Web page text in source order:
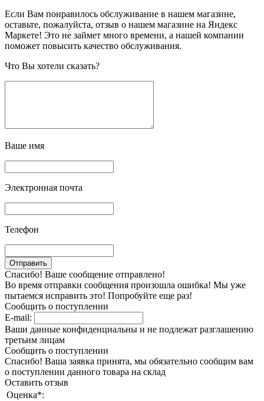
Если Вам понравилось обслуживание в нашем магазине,
оставьте, пожалуйста, отзыв о нашем магазине на Яндекс
Маркете! Это не займет много времени, а нашей компании
поможет повысить качество обслуживания.
Что Вы хотели сказать?
Ваше имя
Электронная почта
Телефон
Спасибо! Ваше сообщение отправлено!
Во время отправки сообщения произошла ошибка! Мы уже
пытаемся исправить это! Попробуйте еще раз!
Сообщить о поступлении
E-mail:
Ваши данные конфиденциальны и не подлежат разглашению
третьим лицам
Сообщить о поступлении
Спасибо! Ваша заявка принята, мы обязательно сообщим вам
о поступлении данного товара на склад
Оставить отзыв
Оценка*: